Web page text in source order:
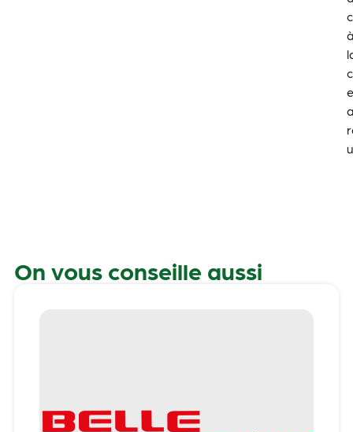
On vous conseille aussi